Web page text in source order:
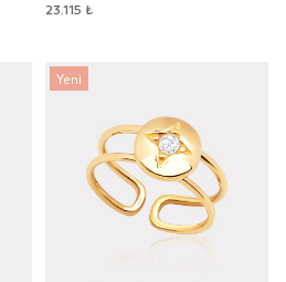
23.115 ₺
Yeni